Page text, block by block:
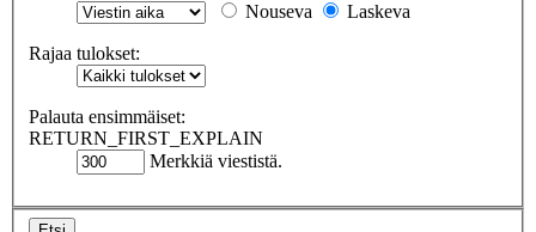
Nouseva
Laskeva
Rajaa tulokset:
Palauta ensimmäiset:
RETURN_FIRST_EXPLAIN
Merkkiä viestistä.